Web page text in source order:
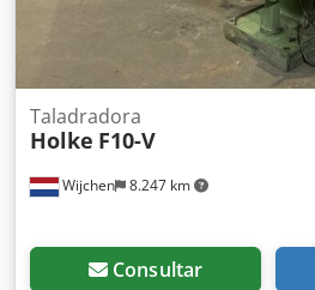
Wijchen 8.247 km
Taladradora
Holke F10-V
Consultar